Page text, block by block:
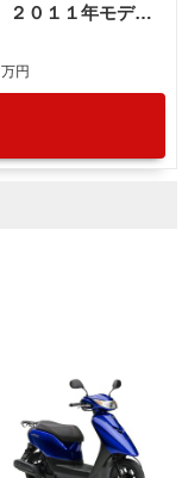
ヤマハ ＪＯＧデラックス ＳＡ３９Ｊ型 ２０１１年モデル リアキャリア センタースタンド フルノーマル車
万円